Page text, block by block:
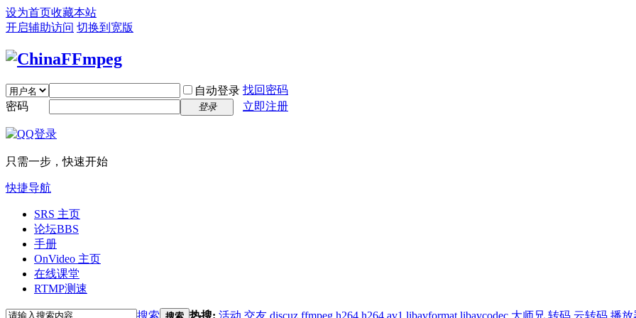
设为首页收藏本站
开启辅助访问 切换到宽版
自动登录 找回密码
密码
登录 立即注册
只需一步，快速开始
快捷导航
SRS 主页
论坛BBS
手册
OnVideo 主页
在线课堂
RTMP测速
搜索 热搜: 活动 交友 discuz ffmpeg h264 h264 av1 libavformat libavcodec 大师兄 转码 云转码 播放